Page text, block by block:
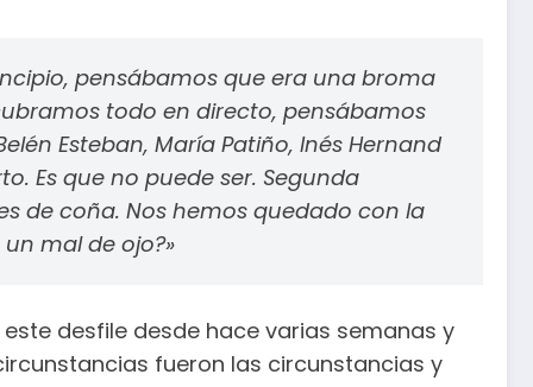
pensábamos que era una broma
todo en directo, pensábamos
Esteban, María Patiño, Inés Hernand
Es que no puede ser. Segunda
de coña. Nos hemos quedado con la
mal de ojo?»
desfile desde hace varias semanas y
fueron las circunstancias y